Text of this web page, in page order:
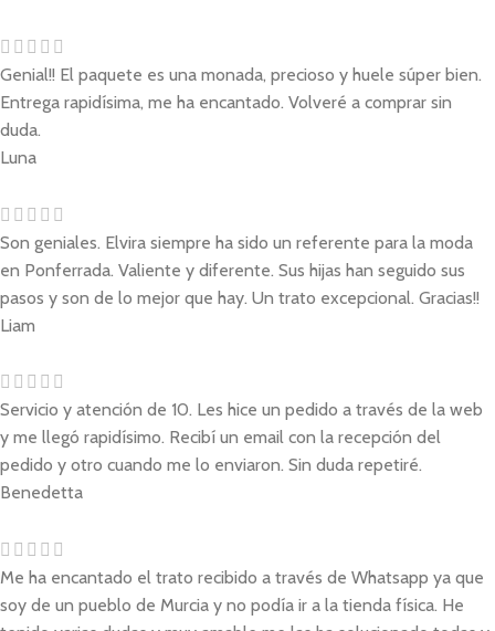
Genial!! El paquete es una monada, precioso y huele súper bien.
Entrega rapidísima, me ha encantado. Volveré a comprar sin
duda.
Luna
Son geniales. Elvira siempre ha sido un referente para la moda
en Ponferrada. Valiente y diferente. Sus hijas han seguido sus
pasos y son de lo mejor que hay. Un trato excepcional. Gracias!!
Liam
Servicio y atención de 10. Les hice un pedido a través de la web
y me llegó rapidísimo. Recibí un email con la recepción del
pedido y otro cuando me lo enviaron. Sin duda repetiré.
Benedetta
Me ha encantado el trato recibido a través de Whatsapp ya que
soy de un pueblo de Murcia y no podía ir a la tienda física. He